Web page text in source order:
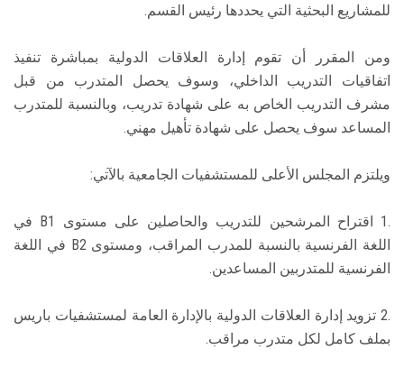
للمشاريع البحثية التي يحددها رئيس القسم.
ومن المقرر أن تقوم إدارة العلاقات الدولية بمباشرة تنفيذ
اتفاقيات التدريب الداخلي، وسوف يحصل المتدرب من قبل
مشرف التدريب الخاص به على شهادة تدريب، وبالنسبة للمتدرب
المساعد سوف يحصل على شهادة تأهيل مهني.
ويلتزم المجلس الأعلى للمستشفيات الجامعية بالآتي:
.1 اقتراح المرشحين للتدريب والحاصلين على مستوى B1 في
اللغة الفرنسية بالنسبة للمدرب المراقب، ومستوى B2 في اللغة
الفرنسية للمتدربين المساعدين.
.2 تزويد إدارة العلاقات الدولية بالإدارة العامة لمستشفيات باريس
بملف كامل لكل متدرب مراقب.